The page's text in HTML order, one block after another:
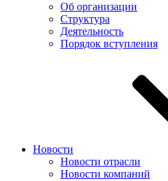
Об организации
Структура
Деятельность
Порядок вступления
Новости
Новости отрасли
Новости компаний